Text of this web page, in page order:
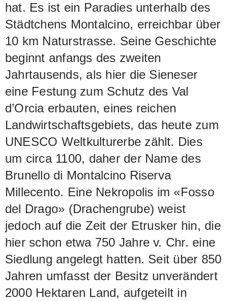
hat. Es ist ein Paradies unterhalb des
Städtchens Montalcino, erreichbar über
10 km Naturstrasse. Seine Geschichte
beginnt anfangs des zweiten
Jahrtausends, als hier die Sieneser
eine Festung zum Schutz des Val
d’Orcia erbauten, eines reichen
Landwirtschaftsgebiets, das heute zum
UNESCO Weltkulturerbe zählt. Dies
um circa 1100, daher der Name des
Brunello di Montalcino Riserva
Millecento. Eine Nekropolis im «Fosso
del Drago» (Drachengrube) weist
jedoch auf die Zeit der Etrusker hin, die
hier schon etwa 750 Jahre v. Chr. eine
Siedlung angelegt hatten. Seit über 850
Jahren umfasst der Besitz unverändert
2000 Hektaren Land, aufgeteilt in